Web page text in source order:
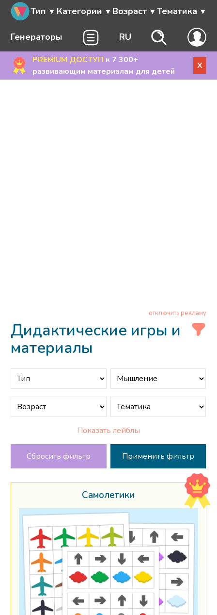
Тип Категории Возраст Тематика
Генераторы RU
PREMIUM ДОСТУП к 7 300+
развивающим материалам для детей
X
отключить рекламу
Дидактические игры и
материалы
Показать лейблы
Сбросить фильтр
Самолетики